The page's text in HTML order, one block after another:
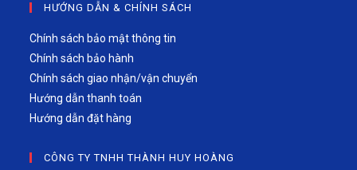
HƯỚNG DẪN & CHÍNH SÁCH
Chính sách bảo mật thông tin
Chính sách bảo hành
Chính sách giao nhận/vận chuyển
Hướng dẫn thanh toán
Hướng dẫn đặt hàng
CÔNG TY TNHH THÀNH HUY HOÀNG